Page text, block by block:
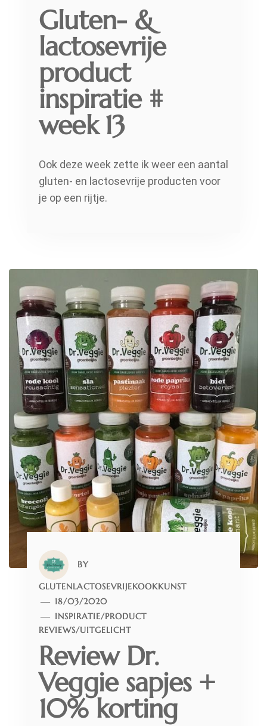
Gluten- &
lactosevrije
product
inspiratie #
week 13
Ook deze week zette ik weer een aantal
gluten- en lactosevrije producten voor
je op een rijtje.
BY
GLUTENLACTOSEVRIJEKOOKKUNST
18/03/2020
INSPIRATIE/PRODUCT
REVIEWS/UITGELICHT
Review Dr.
Veggie sapjes +
10% korting